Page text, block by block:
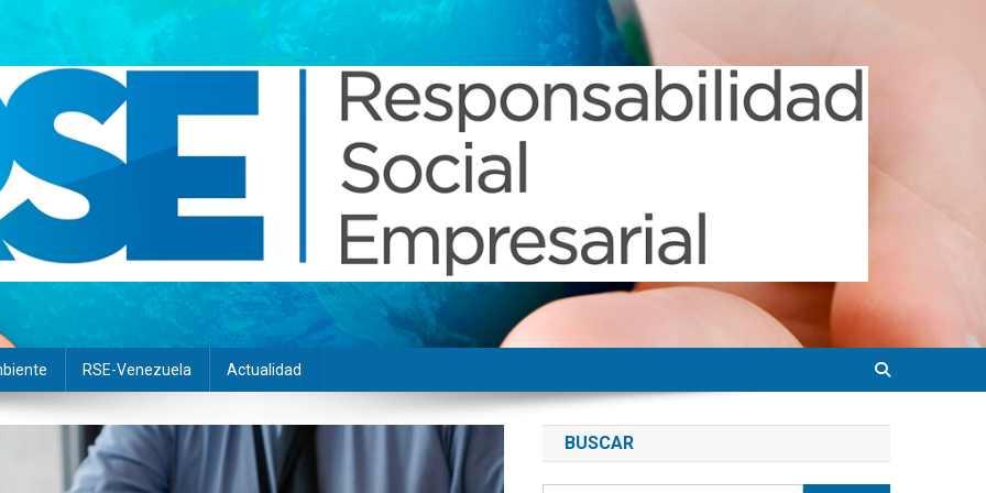
RSE-Venezuela Actualidad
BUSCAR